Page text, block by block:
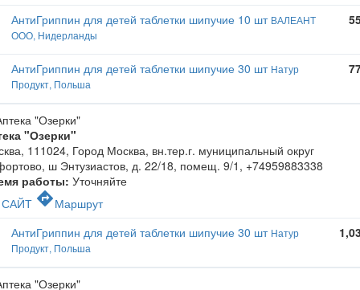
АнтиГриппин для детей таблетки шипучие 10 шт ВАЛЕАНТ
ООО, Нидерланды
АнтиГриппин для детей таблетки шипучие 30 шт Натур
Продукт, Польша
"Озерки"
111024, Город Москва, вн.тер.г. муниципальный округ
ш Энтузиастов, д. 22/18, помещ. 9/1 , +74959883338
работы: Уточняйте
САЙТ directionsМаршрут
АнтиГриппин для детей таблетки шипучие 30 шт Натур
Продукт, Польша